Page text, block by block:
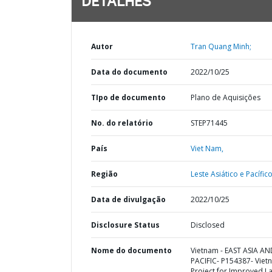
Autor Tran Quang Minh;
Data do documento 2022/10/25
TIpo de documento Plano de Aquisições
No. do relatório STEP71445
País Viet Nam,
Região Leste Asiático e
Data de divulgação 2022/10/25
Disclosure Status Disclosed
Nome do documento
Vietnam - EAST ASIA
PACIFIC- P154387-